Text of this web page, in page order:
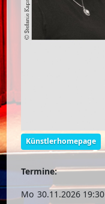
Künstlerhomepage
Termine:
Mo 30.11.2026 19:30